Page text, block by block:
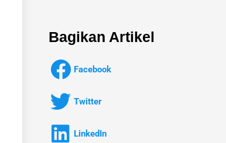
Bagikan Artikel
Facebook
Twitter
LinkedIn